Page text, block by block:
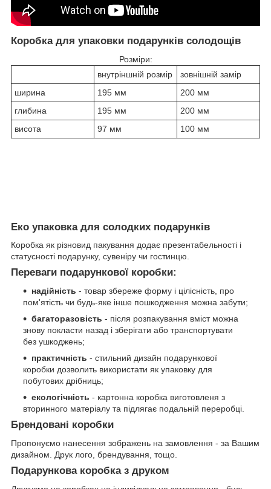
Коробка для упаковки подарунків солодощів
Розміри:
внутріншній розмір
зовнішній замір
ширина
195 мм
200 мм
глибина
195 мм
200 мм
висота
97 мм 100 мм
Еко упаковка для солодких подарунків
Коробка як різновид пакування додає презентабельності і
статусності подарунку, сувеніру чи гостинцю.
Переваги подарункової коробки:
надійність - товар збереже форму і цілісність, про
пом'ятість чи будь-яке інше пошкодження можна забути;
багаторазовість - після розпакування вміст можна
знову покласти назад і зберігати або транспортувати
без ушкоджень;
практичність - стильний дизайн подарункової
коробки дозволить використати як упаковку для
побутових дрібниць;
екологічність - картонна коробка виготовленя з
вторинного матеріалу та підлягає подальній переробці.
Брендовані коробки
Пропонуємо нанесення зображень на замовлення - за Вашим
дизайном. Друк лого, брендування, тощо.
Подарункова коробка з друком